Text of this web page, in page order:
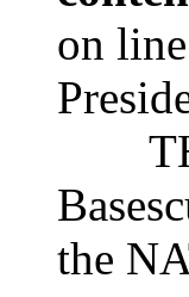
on line
THE
the